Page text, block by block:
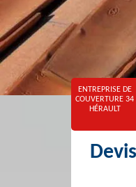
ENTREPRISE DE
COUVERTURE 34
HÉRAULT